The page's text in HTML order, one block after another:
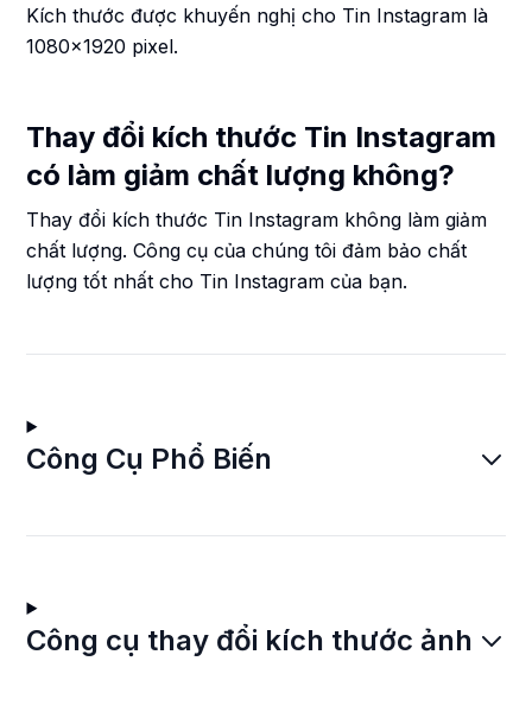
Kích thước được khuyến nghị cho Tin Instagram là
1080x1920 pixel.
Thay đổi kích thước Tin Instagram
có làm giảm chất lượng không?
Thay đổi kích thước Tin Instagram không làm giảm
chất lượng. Công cụ của chúng tôi đảm bảo chất
lượng tốt nhất cho Tin Instagram của bạn.
Công Cụ Phổ Biến
Công cụ thay đổi kích thước ảnh